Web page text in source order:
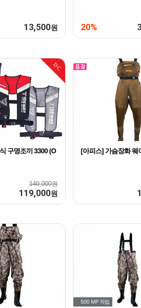
13,500원 20%
DC
구명조끼 3300 (O
140,000원
119,000원
[아피스] 가슴장화 웨
500 MP 적립